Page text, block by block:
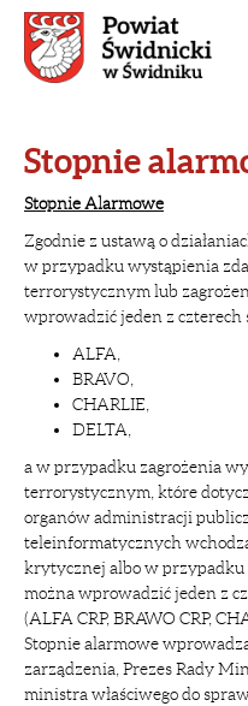
Stopnie
Stopnie Alarmowe
Zgodnie z ustawą o
w przypadku wystąpienia
terrorystycznym lub
wprowadzić jeden z
ALFA,
BRAVO,
CHARLIE,
DELTA,
a w przypadku zagrożenia
terrorystycznym, które
organów administracji
teleinformatycznych
krytycznej albo w przypadku
można wprowadzić jeden z
(ALFA CRP, BRAWO CRP,
Stopnie alarmowe
zarządzenia, Prezes Rady
ministra właściwego do